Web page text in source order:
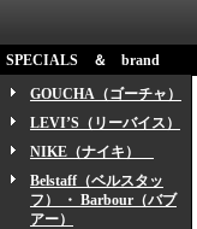
SPECIALS ＆ brand
GOUCHA（ゴーチャ）
LEVI’S（リーバイス）
NIKE（ナイキ）
Belstaff（ベルスタッ
フ） ・ Barbour（バブ
アー）